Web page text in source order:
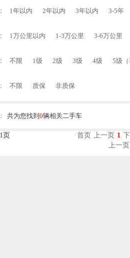
1年以内 2年以内 3年以内 3-5年
1万公里以内 1-3万公里 3-6万公里
不限 1级 2级 3级 4级 5级
不限 质保 非质保
共为您找到 0辆相关二手车
页 首页 上一页 1
上一页